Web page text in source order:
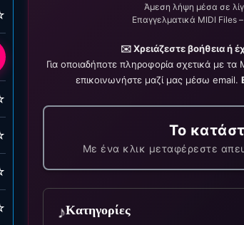
Irini Konitopulou (1961)
kuti (2023)
Άμεση λήψη μέσα σε
Επαγγελματικά MIDI Files
✉️ Χρειάζεστε βοήθεια ή
Για οποιαδήποτε πληροφορία σχετικά με
επικοινωνήστε μαζί μας μέσω email.
Το
Με ένα κλικ μεταφέρεστε
♪Κατηγορίες